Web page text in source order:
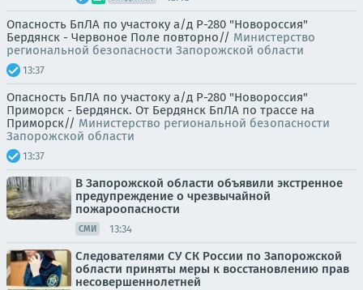
Опасность БпЛА по участоку а/д Р-280 "Новороссия"
Бердянск - Червоное Поле повторно// Министерство
региональной безопасности Запорожской области
13:37
Опасность БпЛА по участоку а/д Р-280 "Новороссия"
Приморск - Бердянск. От Бердянск БпЛА по трассе на
Приморск// Министерство региональной безопасности
Запорожской области
13:37
В Запорожской области объявили экстренное
предупреждение о чрезвычайной
пожароопасности
СМИ 13:34
Следователями СУ СК России по Запорожской
области приняты меры к восстановлению прав
несовершеннолетней